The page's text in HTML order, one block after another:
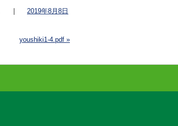
| 2019年8月8日
youshiki1-4.pdf »